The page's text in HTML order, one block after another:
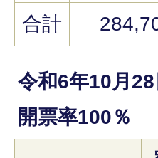
合計
令和6年10月
開票率100％